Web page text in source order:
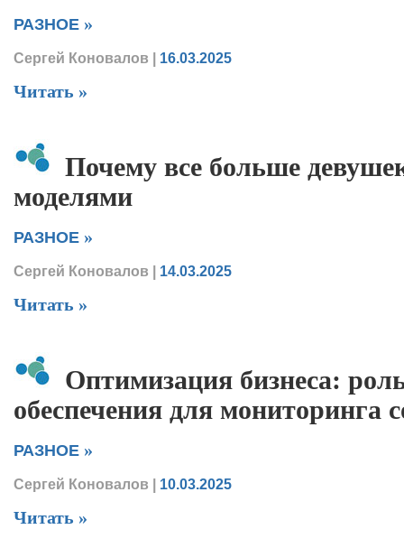
РАЗНОЕ »
Сергей Коновалов | 16.03.2025
Читать »
Почему все больше
моделями
РАЗНОЕ »
Сергей Коновалов | 14.03.2025
Читать »
Оптимизация бизнеса:
обеспечения для мониторинга
РАЗНОЕ »
Сергей Коновалов | 10.03.2025
Читать »